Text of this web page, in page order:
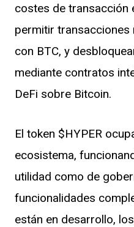
costes de transacción
permitir
con BTC, y
mediante contratos
DeFi sobre Bitcoin.
El token $HYPER
ecosistema,
utilidad como de
funcionalidades
están en desarrollo,